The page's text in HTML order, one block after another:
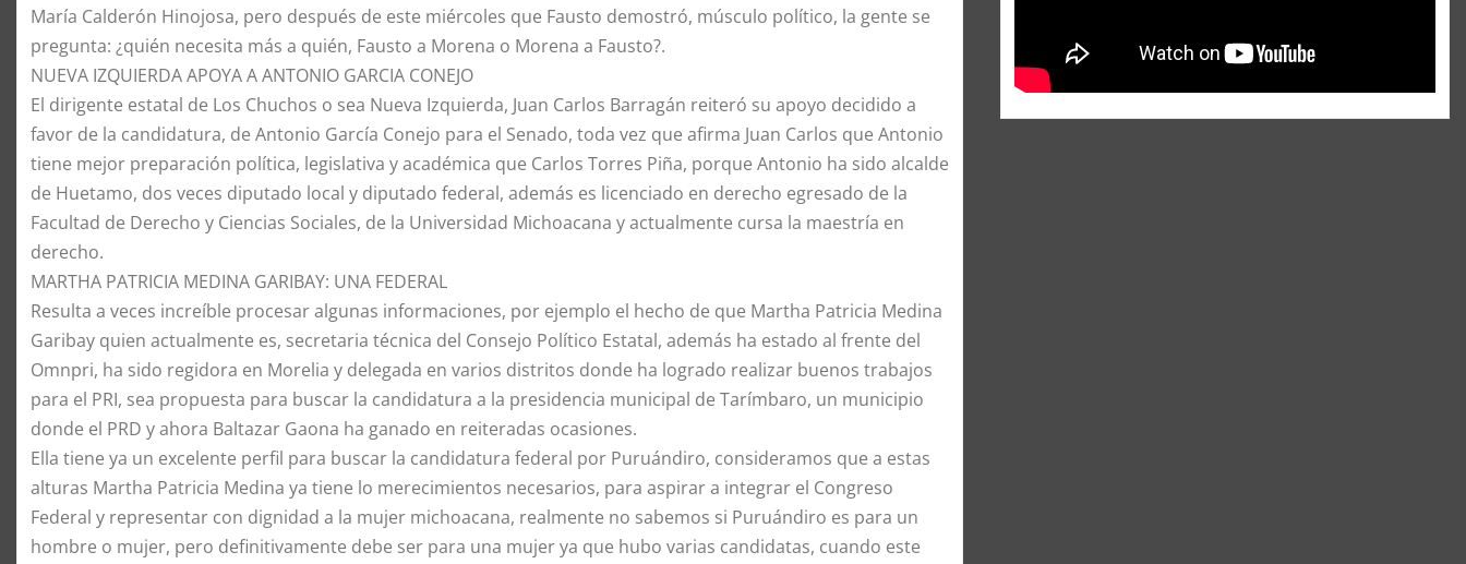
María Calderón Hinojosa, pero después de este miércoles que Fausto demostró, músculo político, la gente se
pregunta: ¿quién necesita más a quién, Fausto a Morena o Morena a Fausto?.
​NUEVA IZQUIERDA APOYA A ANTONIO GARCIA CONEJO
​El dirigente estatal de Los Chuchos o sea Nueva Izquierda, Juan Carlos Barragán reiteró su apoyo decidido a
favor de la candidatura, de Antonio García Conejo para el Senado, toda vez que afirma Juan Carlos que Antonio
tiene mejor preparación política, legislativa y académica que Carlos Torres Piña, porque Antonio ha sido alcalde
de Huetamo, dos veces diputado local y diputado federal, además es licenciado en derecho egresado de la
Facultad de Derecho y Ciencias Sociales, de la Universidad Michoacana y actualmente cursa la maestría en
derecho.
​MARTHA PATRICIA MEDINA GARIBAY: UNA FEDERAL
​Resulta a veces increíble procesar algunas informaciones, por ejemplo el hecho de que Martha Patricia Medina
Garibay quien actualmente es, secretaria técnica del Consejo Político Estatal, además ha estado al frente del
Omnpri, ha sido regidora en Morelia y delegada en varios distritos donde ha logrado realizar buenos trabajos
para el PRI, sea propuesta para buscar la candidatura a la presidencia municipal de Tarímbaro, un municipio
donde el PRD y ahora Baltazar Gaona ha ganado en reiteradas ocasiones.
​Ella tiene ya un excelente perfil para buscar la candidatura federal por Puruándiro, consideramos que a estas
alturas Martha Patricia Medina ya tiene lo merecimientos necesarios, para aspirar a integrar el Congreso
Federal y representar con dignidad a la mujer michoacana, realmente no sabemos si Puruándiro es para un
hombre o mujer, pero definitivamente debe ser para una mujer ya que hubo varias candidatas, cuando este